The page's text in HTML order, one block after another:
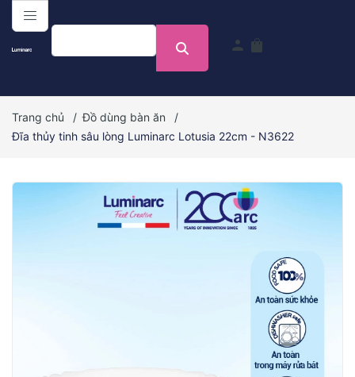
menu
person shopping_bag
Trang chủ / Đồ dùng bàn ăn
/
Đĩa thủy tinh sâu lòng Luminarc Lotusia 22cm - N3622